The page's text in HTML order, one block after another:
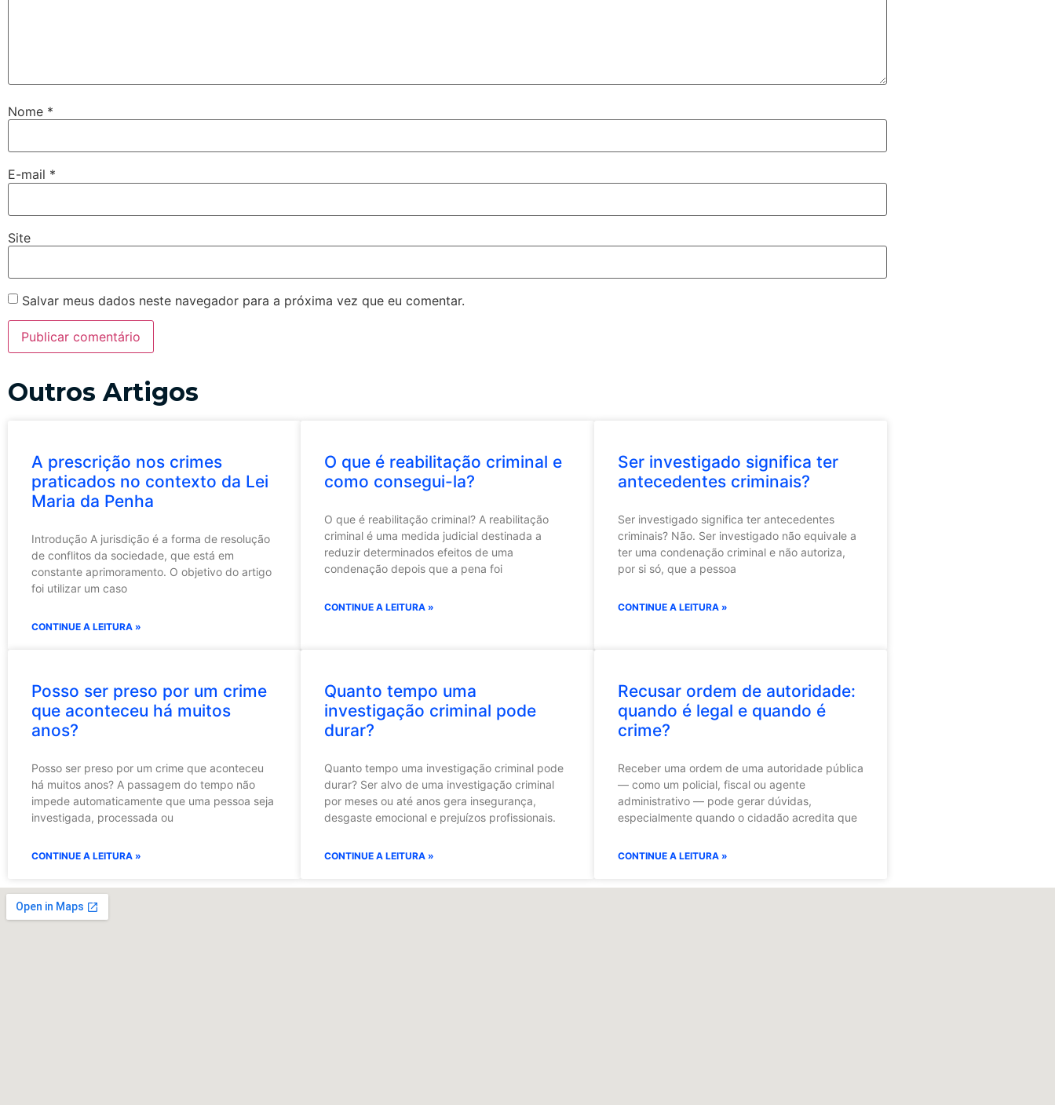
Nome *
E-mail *
Site
Salvar meus dados neste navegador para a próxima vez que eu comentar.
Outros Artigos
A prescrição nos crimes
praticados no contexto da Lei
Maria da Penha
Introdução A jurisdição é a forma de resolução
de conflitos da sociedade, que está em
constante aprimoramento. O objetivo do artigo
foi utilizar um caso
CONTINUE A LEITURA »
O que é reabilitação criminal e
como consegui-la?
O que é reabilitação criminal? A reabilitação
criminal é uma medida judicial destinada a
reduzir determinados efeitos de uma
condenação depois que a pena foi
CONTINUE A LEITURA »
Ser investigado significa ter
antecedentes criminais?
Ser investigado significa ter antecedentes
criminais? Não. Ser investigado não equivale a
ter uma condenação criminal e não autoriza,
por si só, que a pessoa
CONTINUE A LEITURA »
Posso ser preso por um crime
que aconteceu há muitos
anos?
Posso ser preso por um crime que aconteceu
há muitos anos? A passagem do tempo não
impede automaticamente que uma pessoa seja
investigada, processada ou
CONTINUE A LEITURA »
Quanto tempo uma
investigação criminal pode
durar?
Quanto tempo uma investigação criminal pode
durar? Ser alvo de uma investigação criminal
por meses ou até anos gera insegurança,
desgaste emocional e prejuízos profissionais.
CONTINUE A LEITURA »
Recusar ordem de autoridade:
quando é legal e quando é
crime?
Receber uma ordem de uma autoridade pública
— como um policial, fiscal ou agente
administrativo — pode gerar dúvidas,
especialmente quando o cidadão acredita que
CONTINUE A LEITURA »